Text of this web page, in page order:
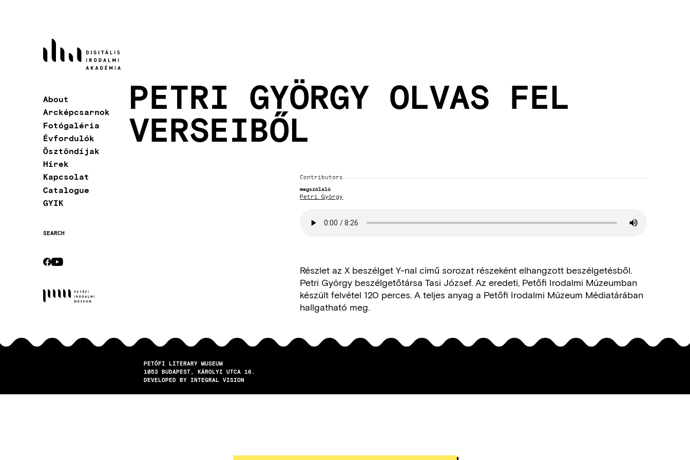
Main
navigation
About
Arcképcsarnok
Fotógaléria
Évfordulók
Ösztöndíjak
Hírek
Kapcsolat
Catalogue
GYIK
navigation
SEARCH
PETRI GYÖRGY OLVAS FEL
VERSEIBŐL
Contributors
megszólaló
Petri György
Részlet az X beszélget Y-nal című sorozat részeként elhangzott beszélgetésből.
Petri György beszélgetőtársa Tasi József. Az eredeti, Petőfi Irodalmi Múzeumban
készült felvétel 120 perces. A teljes anyag a Petőfi Irodalmi Múzeum Médiatárában
hallgatható meg.
PETŐFI LITERARY MUSEUM
1053
BUDAPEST
KÁROLYI UTCA 16.
DEVELOPED BY INTEGRAL VISION